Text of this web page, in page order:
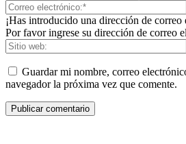
¡Has introducido una dirección de
Por favor ingrese su dirección de correo
Guardar mi nombre, correo
navegador la próxima vez que comente.